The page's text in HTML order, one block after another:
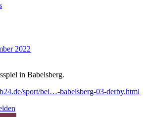
2022
in Babelsberg.
sport/bei…-babelsberg-03-derby.html